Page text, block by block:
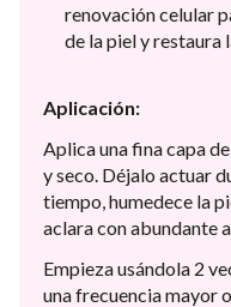
renovación celular
de la piel y restaura
Aplicación:
Aplica una fina capa
y seco. Déjalo actuar
tiempo, humedece la
aclara con abundante
Empieza usándola 2
una frecuencia mayor